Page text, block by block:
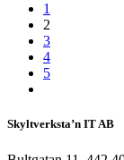
1
2
3
4
5
Skyltverksta’n IT AB